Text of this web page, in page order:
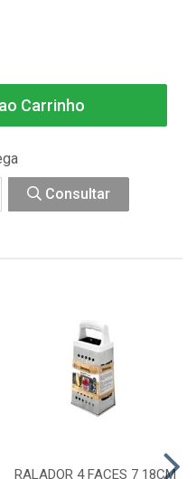
Carrinho
Consultar
RALADOR 4 FACES 7 18CM